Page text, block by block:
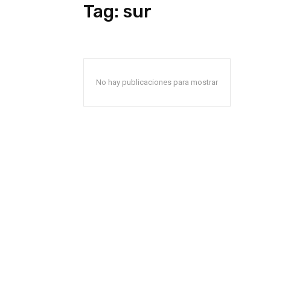
Tag: sur
No hay publicaciones para mostrar